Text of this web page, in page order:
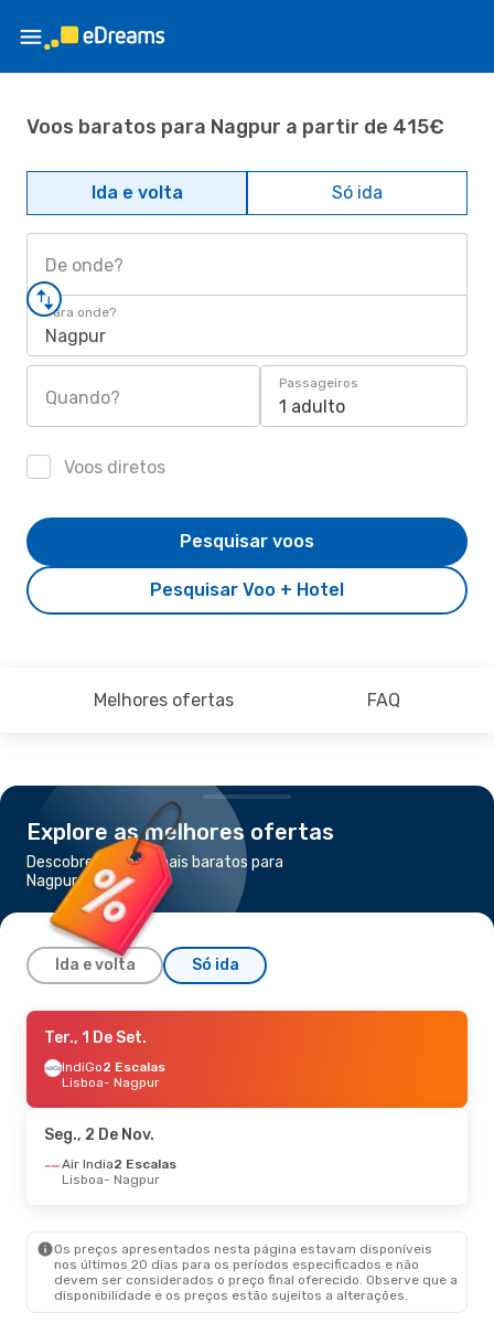
Voos baratos para Nagpur a partir de 415€
Ida e volta Só ida
De onde?
Para onde?
Nagpur
Quando?
Passageiros
1 adulto
Voos diretos
Pesquisar Voo + Hotel
Pesquisar voos
Melhores ofertas FAQ
Explore as melhores ofertas
Descobre os voos mais baratos para
Nagpur
Ida e volta Só ida
Qui., 10 De Set.
Air India 1 Escala
Paris- Nagpur
Nagpur- Paris
Ter., 1 De Set.
IndiGo2 Escalas
Lisboa- Nagpur
Seg., 2 De Nov.
Air India2 Escalas
Lisboa- Nagpur
Os preços apresentados nesta página estavam disponíveis
nos últimos 20 dias para os períodos especificados e não
devem ser considerados o preço final oferecido. Observe que a
disponibilidade e os preços estão sujeitos a alterações.